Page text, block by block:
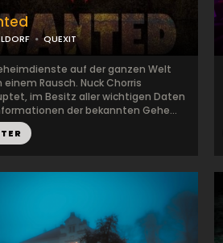
QUEXIT
auf der ganzen Welt
einem Rausch. Nuck Chorris
im Besitz aller wichtigen Daten
der bekannten Gehe...